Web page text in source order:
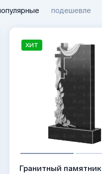
подешевле
ХИТ
Гранитный памятник